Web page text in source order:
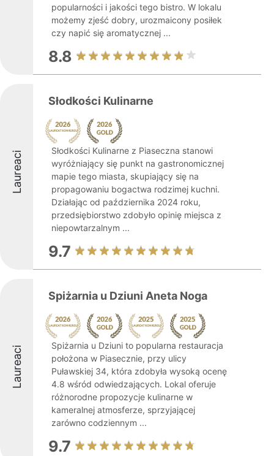
popularności i jakości tego bistro. W lokalu
możemy zjeść dobry, urozmaicony posiłek
czy napić się aromatycznej ...
8.8
Laureaci
Słodkości Kulinarne
Słodkości Kulinarne z Piaseczna stanowi
wyróżniający się punkt na gastronomicznej
mapie tego miasta, skupiający się na
propagowaniu bogactwa rodzimej kuchni.
Działając od października 2024 roku,
przedsiębiorstwo zdobyło opinię miejsca z
niepowtarzalnym ...
9.7
Laureaci
Spiżarnia u Dziuni Aneta Noga
Spiżarnia u Dziuni to popularna restauracja
położona w Piasecznie, przy ulicy
Puławskiej 34, która zdobyła wysoką ocenę
4.8 wśród odwiedzających. Lokal oferuje
różnorodne propozycje kulinarne w
kameralnej atmosferze, sprzyjającej
zarówno codziennym ...
9.7